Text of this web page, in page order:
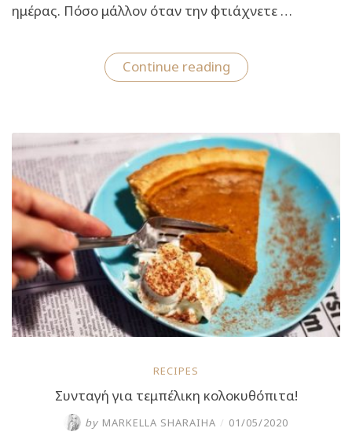
ημέρας. Πόσο μάλλον όταν την φτιάχνετε …
Continue reading“Συνταγή
για
RECIPES
Συνταγή για τεμπέλικη κολοκυθόπιτα!
by MARKELLA SHARAIHA / 01/05/2020